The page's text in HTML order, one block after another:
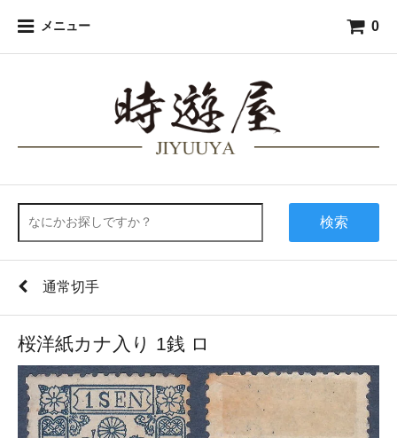
メニュー 0
検索
通常切手
桜洋紙カナ入り 1銭 ロ